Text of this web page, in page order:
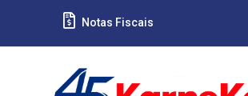
Notas Fiscais